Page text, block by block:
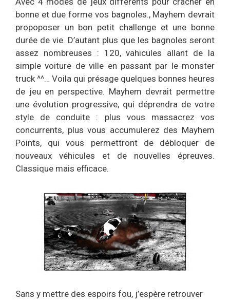
bonne et due forme vos bagnoles., Mayhem devrait
propoposer un bon petit challenge et une bonne
durée de vie. D’autant plus que les bagnoles seront
assez nombreuses : 120, vahicules allant de la
simple voiture de ville en passant par le monster
truck ^^… Voila qui présage quelques bonnes heures
de jeu en perspective. Mayhem devrait permettre
une évolution progressive, qui déprendra de votre
style de conduite : plus vous massacrez vos
concurrents, plus vous accumulerez des Mayhem
Points, qui vous permettront de débloquer de
nouveaux véhicules et de nouvelles épreuves.
Classique mais efficace.
Sans y mettre des espoirs fou, j’espère retrouver